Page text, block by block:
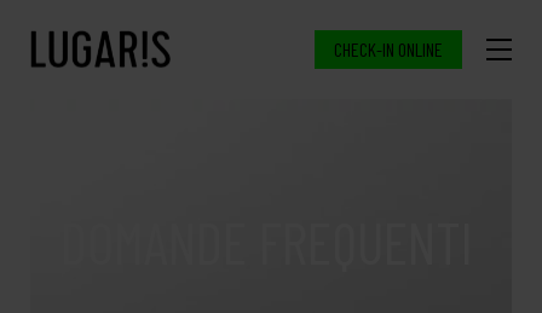
CHECK-IN ONLINE